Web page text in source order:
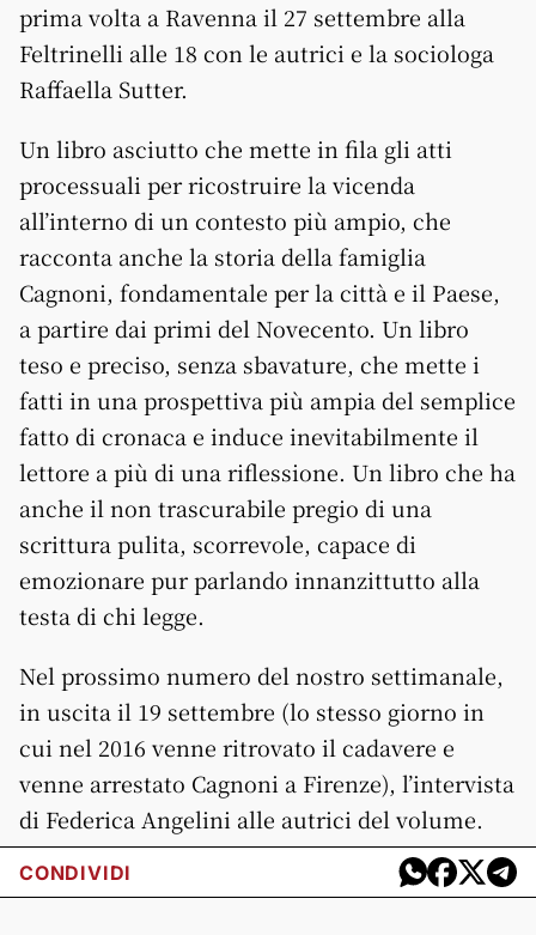
prima volta a Ravenna il 27 settembre alla
Feltrinelli alle 18 con le autrici e la sociologa
Raffaella Sutter.
Un libro asciutto che mette in fila gli atti
processuali per ricostruire la vicenda
all’interno di un contesto più ampio, che
racconta anche la storia della famiglia
Cagnoni, fondamentale per la città e il Paese,
a partire dai primi del Novecento. Un libro
teso e preciso, senza sbavature, che mette i
fatti in una prospettiva più ampia del semplice
fatto di cronaca e induce inevitabilmente il
lettore a più di una riflessione. Un libro che ha
anche il non trascurabile pregio di una
scrittura pulita, scorrevole, capace di
emozionare pur parlando innanzittutto alla
testa di chi legge.
Nel prossimo numero del nostro settimanale,
in uscita il 19 settembre (lo stesso giorno in
cui nel 2016 venne ritrovato il cadavere e
venne arrestato Cagnoni a Firenze), l’intervista
di Federica Angelini alle autrici del volume.
CONDIVIDI